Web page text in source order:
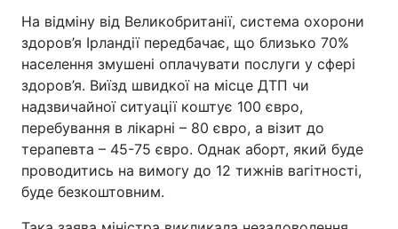
ПОСЛУГИ
Реклама на сайті Фотобанк
Моніторинг Пресцентр
На відміну від Великобританії, система охорони
здоров’я Ірландії передбачає, що близько 70%
населення змушені оплачувати послуги у сфері
здоров’я. Виїзд швидкої на місце ДТП чи
надзвичайної ситуації коштує 100 євро,
перебування в лікарні – 80 євро, а візит до
терапевта – 45-75 євро. Однак аборт, який буде
проводитись на вимогу до 12 тижнів вагітності,
буде безкоштовним.